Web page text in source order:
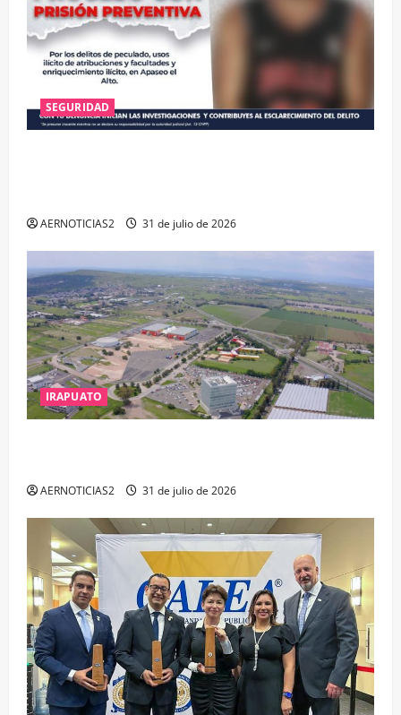
SEGURIDAD
AERNOTICIAS2 31 de julio de 2026
IRAPUATO
AERNOTICIAS2 31 de julio de 2026